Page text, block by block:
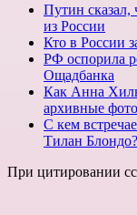
Путин сказал,
из России
Кто в России
РФ оспорила
Ощадбанка
Как Анна
архивные
С кем
Тилан Блондо?
При цитировании